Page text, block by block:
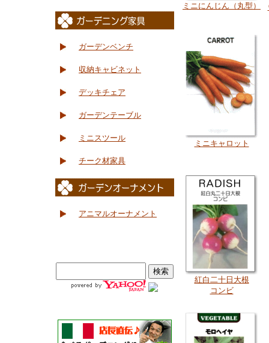
ガーデンベンチ
収納キャビネット
デッキチェア
ガーデンテーブル
ミニスツール
チーク材家具
アニマルオーナメント
ミニにんじん（丸型）
ミニキャロット
紅白二十日大根
コンビ